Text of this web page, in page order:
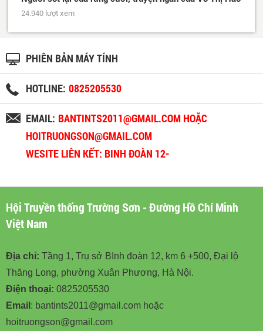
24.940 lượt xem
PHIÊN BẢN MÁY TÍNH
HOTLINE: 0825205530
EMAIL: BANTINTS2011@GMAIL.COM HOẶC
HOITRUONGSON@GMAIL.COM
WESITE LIÊN KẾT: BINH ĐOÀN 12-
Hội Truyền thống Trường Sơn - Đường Hồ Chí Minh
Việt Nam
Địa chỉ: Tầng 1, Trụ sở BInh đoàn 12, km 6 +500, Đại lộ
Thăng Long, phường Xuân Phương, Hà Nội.
Điện thoại: 0825205530
Email : bantints2011@gmail.com hoặc
hoitruongson@gmail.com